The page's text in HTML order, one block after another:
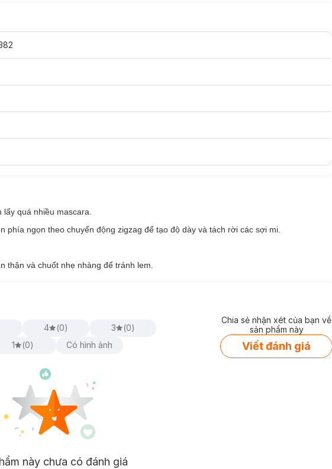
Mi Tự Nhiên:
mi tự nhiên, lớp kem mịn bám đều lên từng sợi mi.
và mồ hôi.
cho đôi mắt.
xẹp.
Mi Tự Nhiên:
quá nhiều mascara.
phía ngọn theo chuyển động zigzag để tạo độ dày và tách rời các sợi mi.
thận và chuốt nhẹ nhàng để tránh lem.
4 (0) 3 (0)
1 (0) Có hình ảnh
Chia sẻ nhận xét của bạn về
sản phẩm này
Viết đánh giá
này chưa có đánh giá